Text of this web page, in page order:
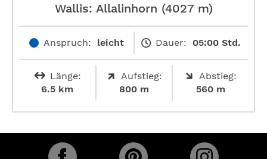
Wallis: Allalinhorn (4027 m)
Anspruch: leicht Dauer: 05:00 Std.
Länge:
6.5 km
Aufstieg:
800 m
Abstieg:
560 m